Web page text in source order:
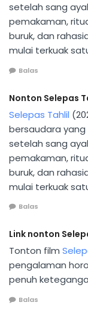
setelah sang
pemakaman,
buruk, dan
mulai terkuak
Balas
Nonton Selepas
Selepas Tahlil
bersaudara
setelah sang
pemakaman,
buruk, dan
mulai terkuak
Balas
Link nonton
Tonton film
pengalaman
penuh
Balas